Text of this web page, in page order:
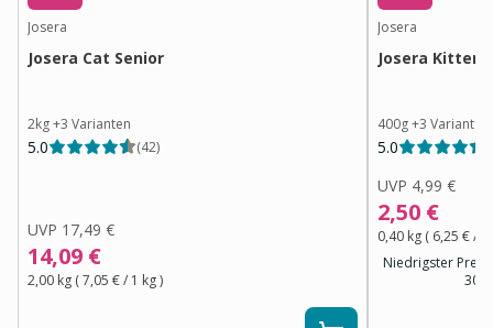
Josera
Josera Cat Senior
2kg+3 Varianten
5.0 (42)
UVP 17,49 €
14,09 €
2,00 kg (7,05 €/ 1 kg)
Josera
Josera Kitten
400g+3 Varianten
5.0
UVP 4,99 €
2,50 €
0,40 kg ( 6,25 €/ 1
Niedrigster Preis
30